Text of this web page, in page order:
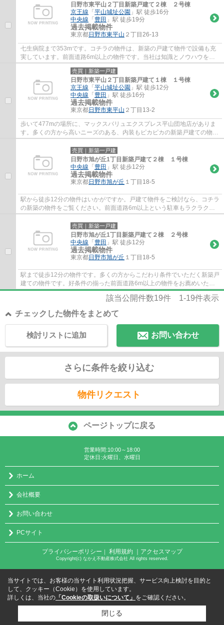
日野市東平山２丁目新築戸建て２棟 ２号棟
京王線 「 平山城址公園 」駅 徒歩16分
中央線 「 豊田 」駅 徒歩19分
過去掲載物件
東京都日野市東平山 ２丁目26-13
七生病院まで353mです。コチラの物件は、新築の戸建て物件で設備も充
実しています。前面道路6m以上の物件です。当社は知識とノウハウを活
かし、日野市の京王線平山城址公園周辺で満足...
売買｜新築一戸建
日野市東平山２丁目新築戸建て１棟 １号棟
京王線 「 平山城址公園 」駅 徒歩12分
中央線 「 豊田 」駅 徒歩16分
過去掲載物件
東京都日野市東平山 ２丁目13-2
歩いて477mの場所に、マックスバリュエクスプレス平山団地店がありま
す。多くの方から高いニーズのある、内装もピカピカの新築戸建ての物件
です。駅まで徒歩12分でアクセス可能です。...
売買｜新築一戸建
日野市旭が丘1丁目新築戸建て２棟 １号棟
中央線 「 豊田 」駅 徒歩12分
過去掲載物件
東京都日野市旭が丘 １丁目18-5
駅から徒歩12分の物件はいかがですか。戸建て物件をご検討なら、コチラ
の新築の物件をご覧ください。前面道路6m以上という駐車もラクラクな
物件となっております。中央線豊田近くは過...
売買｜新築一戸建
日野市旭が丘1丁目新築戸建て２棟 ２号棟
中央線 「 豊田 」駅 徒歩12分
過去掲載物件
東京都日野市旭が丘 １丁目18-5
駅まで徒歩12分の物件です。多くの方からこだわり条件でいただく新築戸
建ての物件です。好条件の揃った前面道路6m以上の物件をお薦めいたし
ます。当社では日野市に特化した不動産情報...
該当公開件数19件 1-19件表示
チェックした物件をまとめて
お問い合わせ
検討リストに追加
さらに条件を絞り込む
物件リクエスト
ページトップに戻る
営業時間:10:00～18:00
定休日:火曜日、水曜日
ホーム
会社概要
お問い合わせ
PCサイト
プライバシーポリシー ｜ 利用規約 ｜アクセスマップ
Copyright(c) なかえ不動産株式会社 All rights reserved.
当サイトでは、お客様の当サイト利用状況把握、サービス向上検討を目的と
して、クッキー（Cookie）を使用しています。
詳しくは、当社の 「Cookieの取扱いについて」 をご確認ください。
閉じる